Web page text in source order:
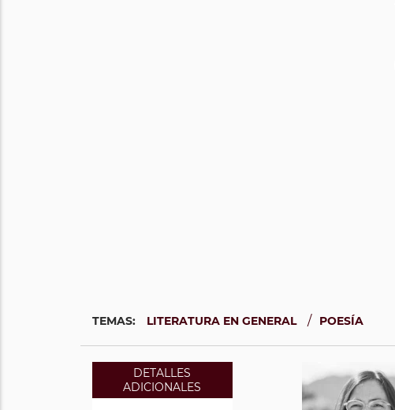
TEMAS: LITERATURA EN GENERAL / POESÍA
DETALLES
ADICIONALES